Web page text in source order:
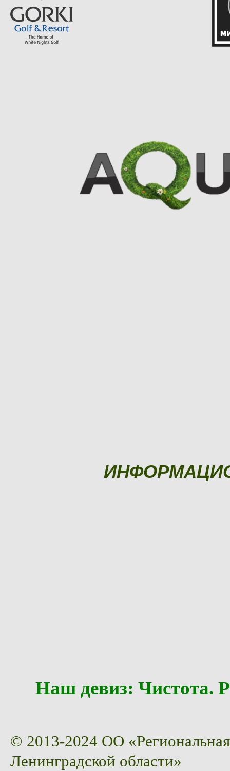
Наш девиз:
© 2013-2024 ОО
Ленинградской области»